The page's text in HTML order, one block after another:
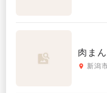
肉ま
新潟